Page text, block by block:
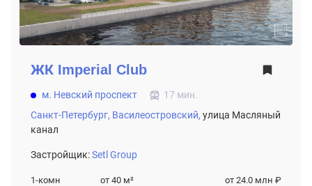
ЖК Imperial Club
м. Невский проспект
17 мин.
Санкт-Петербург, Василеостровский, улица Масляный
канал
Застройщик:Setl Group
1-комн от 40 м²
от 24.0 млн ₽